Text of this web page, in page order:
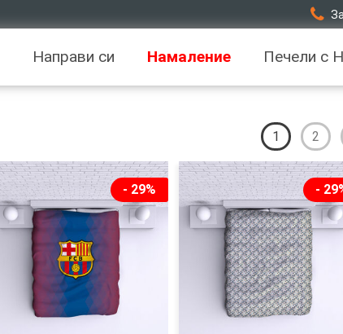
Направи си Намаление Печели с
1 2
- 29% -